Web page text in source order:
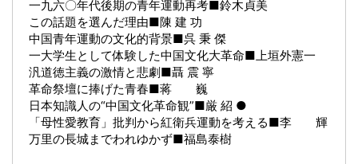
一九六〇年代後期の青年運動再考■鈴木貞美
この話題を選んだ理由■陳 建 功
中国青年運動の文化的背景■呉 秉 傑
一大学生として体験した中国文化大革命■上垣外憲一
汎道徳主義の激情と悲劇■聶 震 寧
革命祭壇に捧げた青春■蒋 巍
日本知識人の“中国文化革命観”■厳 紹 ●
「母性愛教育」批判から紅衛兵運動を考える■李 輝
万里の長城までわれゆかず■福島泰樹